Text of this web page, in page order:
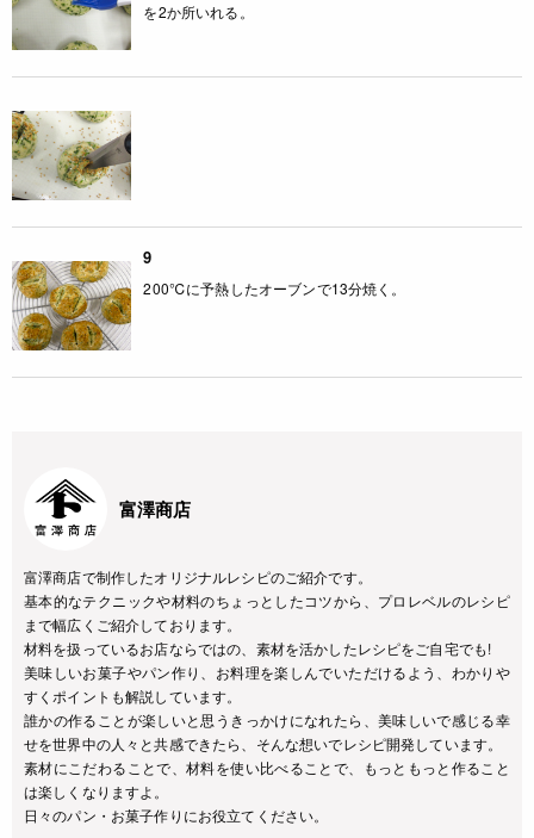
を2か所いれる。
9
200℃に予熱したオーブンで13分焼く。
富澤商店
富澤商店で制作したオリジナルレシピのご紹介です。
基本的なテクニックや材料のちょっとしたコツから、プロレベルのレシピ
まで幅広くご紹介しております。
材料を扱っているお店ならではの、素材を活かしたレシピをご自宅でも!
美味しいお菓子やパン作り、お料理を楽しんでいただけるよう、わかりや
すくポイントも解説しています。
誰かの作ることが楽しいと思うきっかけになれたら、美味しいで感じる幸
せを世界中の人々と共感できたら、そんな想いでレシピ開発しています。
素材にこだわることで、材料を使い比べることで、もっともっと作ること
は楽しくなりますよ。
日々のパン・お菓子作りにお役立てください。